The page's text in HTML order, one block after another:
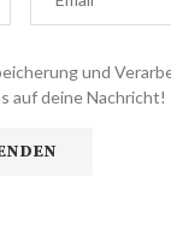
und
auf deine Nachricht!